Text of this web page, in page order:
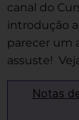
canal do
introdução
parecer um
assuste!
Notas